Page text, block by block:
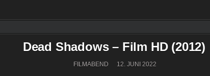
Dead Shadows – Film HD (2012)
FILMABEND 12. JUNI 2022